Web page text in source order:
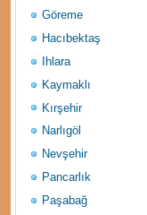
Göreme
Hacıbektaş
Ihlara
Kaymaklı
Kırşehir
Narlıgöl
Nevşehir
Pancarlık
Paşabağ